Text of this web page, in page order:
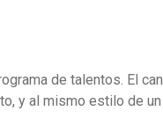
de talentos. El can
y al mismo estilo de un